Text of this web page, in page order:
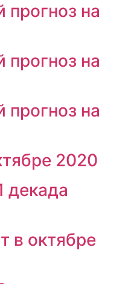
прогноз на
прогноз на
прогноз на
2020
декада
в октябре